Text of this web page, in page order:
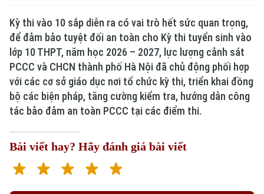
Kỳ thi vào 10 sắp diễn ra có vai trò hết sức quan trọng,
để đảm bảo tuyệt đối an toàn cho Kỳ thi tuyển sinh vào
lớp 10 THPT, năm học 2026 – 2027, lực lượng cảnh sát
PCCC và CHCN thành phố Hà Nội đã chủ động phối hợp
với các cơ sở giáo dục nơi tổ chức kỳ thi, triển khai đồng
bộ các biện pháp, tăng cường kiểm tra, hướng dẫn công
tác bảo đảm an toàn PCCC tại các điểm thi.
Bài viết hay? Hãy đánh giá bài viết